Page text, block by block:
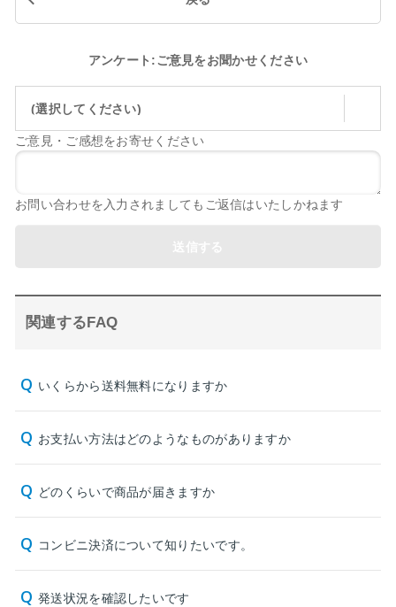
アンケート:ご意見をお聞かせください
(選択してください)
ご意見・ご感想をお寄せください
お問い合わせを入力されましてもご返信はいたしかねます
関連するFAQ
いくらから送料無料になりますか
お支払い方法はどのようなものがありますか
どのくらいで商品が届きますか
コンビニ決済について知りたいです。
発送状況を確認したいです